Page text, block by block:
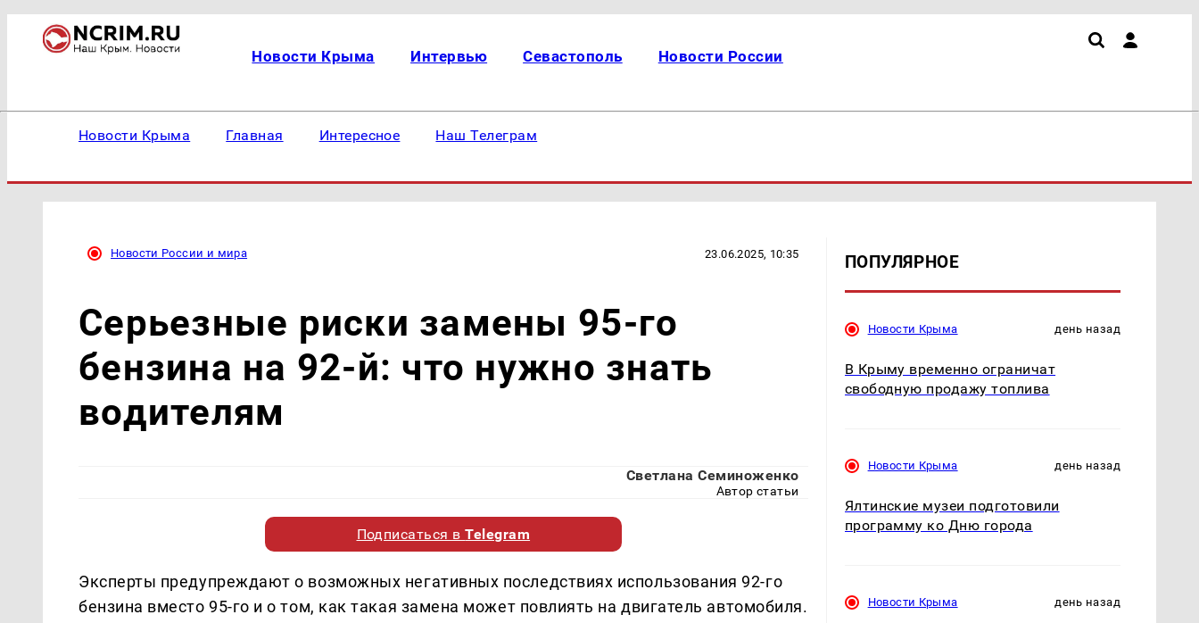
Новости Крыма Интервью Севастополь Новости России
Новости Крыма Главная Интересное Наш Телеграм
Новости России и мира 23.06.2025, 10:35
Серьезные риски замены 95-го
бензина на 92-й: что нужно знать
водителям
Светлана Семиноженко
Автор статьи
Подписаться вTelegram
Эксперты предупреждают о возможных негативных последствиях использования 92-го
бензина вместо 95-го и о том, как такая замена может повлиять на двигатель автомобиля.
ПОПУЛЯРНОЕ
Новости Крыма день назад
В Крыму временно ограничат
свободную продажу топлива
Новости Крыма день назад
Ялтинские музеи подготовили
программу ко Дню города
Новости Крыма день назад